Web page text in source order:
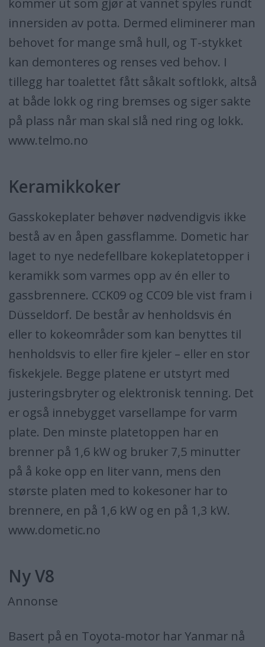
innersiden av potta. Dermed eliminerer man
behovet for mange små hull, og T-stykket
kan demonteres og renses ved behov. I
tillegg har toalettet fått såkalt softlokk, altså
at både lokk og ring bremses og siger sakte
på plass når man skal slå ned ring og lokk.
www.telmo.no
Keramikkoker
Gasskokeplater behøver nødvendigvis ikke
bestå av en åpen gassflamme. Dometic har
laget to nye nedefellbare kokeplatetopper i
keramikk som varmes opp av én eller to
gassbrennere. CCK09 og CC09 ble vist fram i
Düsseldorf. De består av henholdsvis én
eller to kokeområder som kan benyttes til
henholdsvis to eller fire kjeler – eller en stor
fiskekjele. Begge platene er utstyrt med
justeringsbryter og elektronisk tenning. Det
er også innebygget varsellampe for varm
plate. Den minste platetoppen har en
brenner på 1,6 kW og bruker 7,5 minutter
på å koke opp en liter vann, mens den
største platen med to kokesoner har to
brennere, en på 1,6 kW og en på 1,3 kW.
www.dometic.no
Ny V8
Annonse
Basert på en Toyota-motor har Yanmar nå